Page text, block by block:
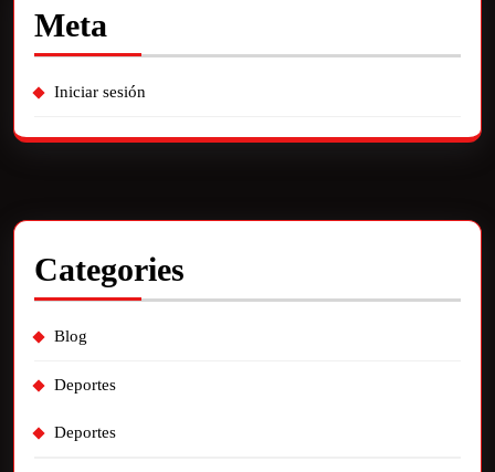
Meta
Iniciar sesión
Categories
Blog
Deportes
Deportes